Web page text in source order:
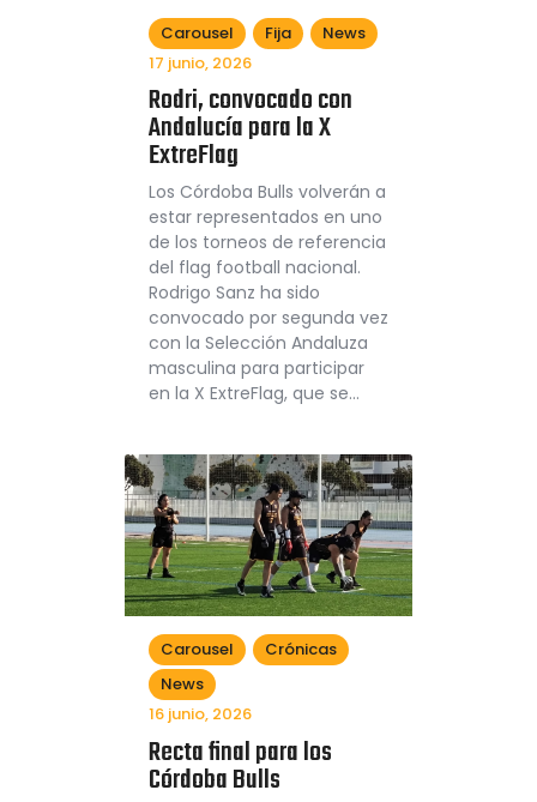
Carousel Fija
News
17 junio, 2026
Rodri, convocado con
Andalucía para la X
ExtreFlag
Los Córdoba Bulls volverán a
estar representados en uno
de los torneos de referencia
del flag football nacional.
Rodrigo Sanz ha sido
convocado por segunda vez
con la Selección Andaluza
masculina para participar
en la X ExtreFlag, que se…
Carousel
Crónicas
News
16 junio, 2026
Recta final para los
Córdoba Bulls